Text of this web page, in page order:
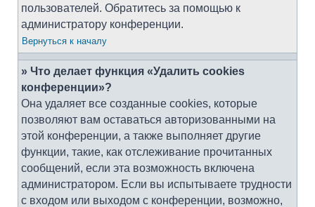
пользователей. Обратитесь за помощью к
администратору конференции.
Вернуться к началу
» Что делает функция «Удалить cookies
конференции»?
Она удаляет все созданные cookies, которые
позволяют вам оставаться авторизованными на
этой конференции, а также выполняет другие
функции, такие, как отслеживание прочитанных
сообщений, если эта возможность включена
администратором. Если вы испытываете трудности
с входом или выходом с конференции, возможно,